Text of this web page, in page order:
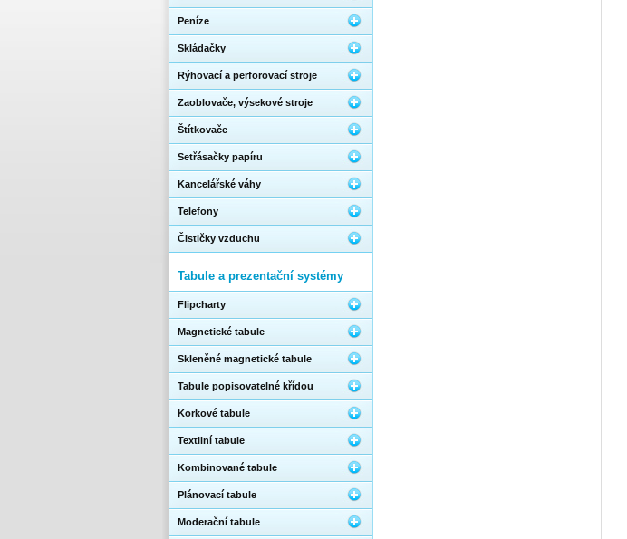
Peníze
Skládačky
Rýhovací a perforovací stroje
Zaoblovače, výsekové stroje
Štítkovače
Setřásačky papíru
Kancelářské váhy
Telefony
Čističky vzduchu
Tabule a prezentační systémy
Flipcharty
Magnetické tabule
Skleněné magnetické tabule
Tabule popisovatelné křídou
Korkové tabule
Textilní tabule
Kombinované tabule
Plánovací tabule
Moderační tabule